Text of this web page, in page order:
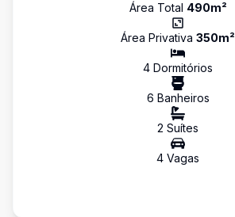
Área Total 490m²
Área Privativa 350m²
4 Dormitórios
6 Banheiros
2 Suítes
4 Vagas